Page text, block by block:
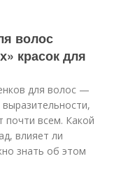
волос
красок для
для волос —
почти всем. Какой
влияет ли
знать об этом